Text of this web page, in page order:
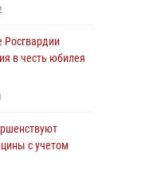
Росгвардии
в честь юбилея
с учетом